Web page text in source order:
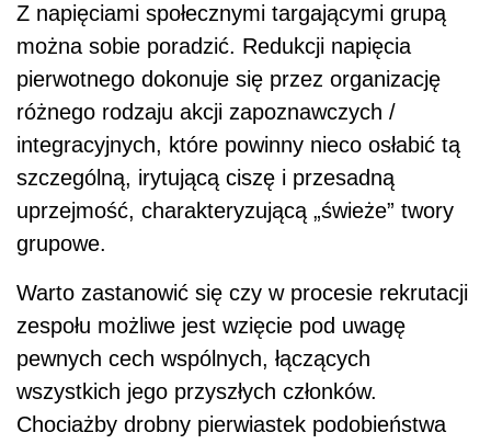
Z napięciami społecznymi targającymi grupą
można sobie poradzić. Redukcji napięcia
pierwotnego dokonuje się przez organizację
różnego rodzaju akcji zapoznawczych /
integracyjnych, które powinny nieco osłabić tą
szczególną, irytującą ciszę i przesadną
uprzejmość, charakteryzującą „świeże” twory
grupowe.
Warto zastanowić się czy w procesie rekrutacji
zespołu możliwe jest wzięcie pod uwagę
pewnych cech wspólnych, łączących
wszystkich jego przyszłych członków.
Chociażby drobny pierwiastek podobieństwa